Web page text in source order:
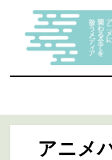
アニメ